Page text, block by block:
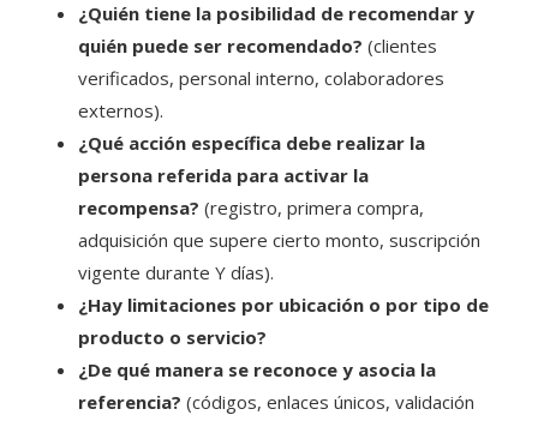
¿Quién tiene la posibilidad de recomendar y
quién puede ser recomendado? (clientes
verificados, personal interno, colaboradores
externos).
¿Qué acción específica debe realizar la
persona referida para activar la
recompensa? (registro, primera compra,
adquisición que supere cierto monto, suscripción
vigente durante Y días).
¿Hay limitaciones por ubicación o por tipo de
producto o servicio?
¿De qué manera se reconoce y asocia la
referencia? (códigos, enlaces únicos, validación